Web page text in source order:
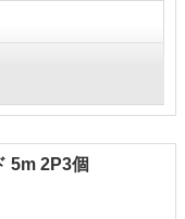
5m 2P3個